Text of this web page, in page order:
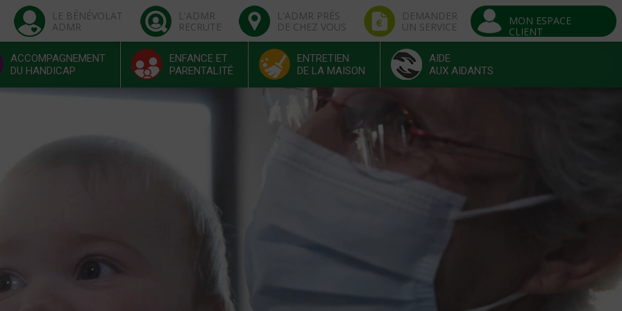
LE BÉNÉVOLAT
ADMR
L'ADMR
RECRUTE
L'ADMR PRÈS
DE CHEZ VOUS
DEMANDER
UN SERVICE
MON ESPACE
CLIENT
ACCOMPAGNEMENT
DU HANDICAP
ENFANCE ET
PARENTALITÉ
ENTRETIEN
DE LA MAISON
AIDE
AUX AIDANTS